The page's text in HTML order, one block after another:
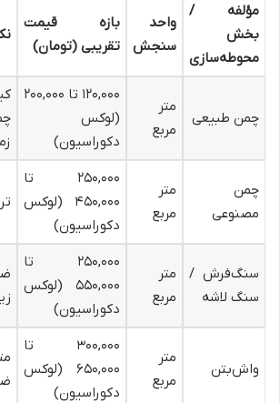
مؤلفه /
بخش
محوطه‌سازی
واحد
سنجش
بازه قیمت
تقریبی (تومان)
چمن طبیعی
متر
مربع
۱۲۰,۰۰۰ تا ۲۰۰,۰۰۰
(لوکس
دکوراسیون)
چمن
مصنوعی
متر
مربع
۲۵۰,۰۰۰ تا
۴۵۰,۰۰۰ (
لوکس
دکوراسیون)
سنگ‌فرش /
سنگ لاشه
متر
مربع
۲۵۰,۰۰۰ تا
۵۵۰,۰۰۰ (
لوکس
دکوراسیون)
واش‌بتن
متر
مربع
۳۰۰,۰۰۰ تا
۶۵۰,۰۰۰ (
لوکس
دکوراسیون)